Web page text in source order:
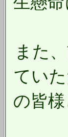
また
てい
の皆